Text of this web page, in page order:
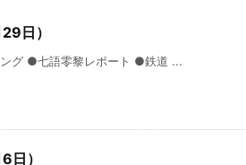
日）
グ ●七語零黎レポート ●鉄道 ...
日）